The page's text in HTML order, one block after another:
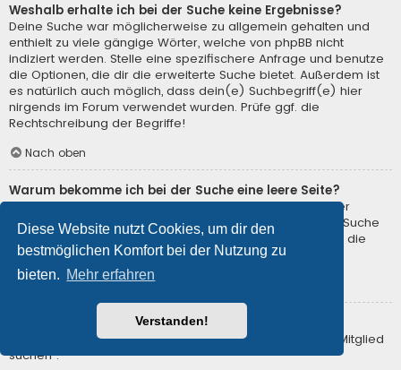
Diese Website nutzt Cookies, um dir den
bestmöglichen Komfort bei der Nutzung zu
bieten. Mehr erfahren
Verstanden!
Weshalb erhalte ich bei der Suche keine Ergebnisse?
Deine Suche war möglicherweise zu allgemein gehalten und
enthielt zu viele gängige Wörter, welche von phpBB nicht
indiziert werden. Stelle eine spezifischere Anfrage und benutze
die Optionen, die dir die erweiterte Suche bietet. Außerdem ist
es natürlich auch möglich, dass dein(e) Suchbegriff(e) hier
nirgends im Forum verwendet wurden. Prüfe ggf. die
Rechtschreibung der Begriffe!
Nach oben
Warum bekomme ich bei der Suche eine leere Seite?
Deine Suche lieferte zu viele Ergebnisse, somit konnte der
Webserver sie nicht verarbeiten. Benutze die erweiterte Suche
und gib spezifischere Suchbegriffe ein oder beschränke die
Suche auf verschiedene Unterforen.
Nach oben
Wie kann ich nach Mitgliedern suchen?
Gehe zur „Mitglieder“-Seite und klicke auf „Nach einem Mitglied
suchen“.